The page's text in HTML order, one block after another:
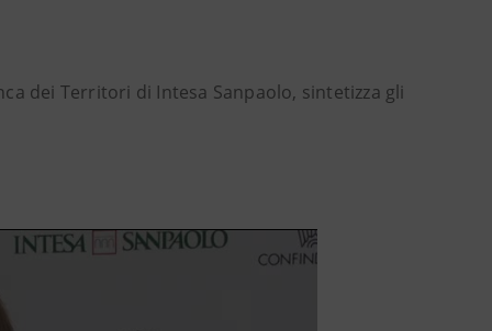
dei Territori di Intesa Sanpaolo, sintetizza gli